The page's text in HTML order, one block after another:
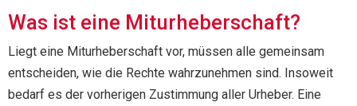
Was ist eine Miturheberschaft?
Liegt eine Miturheberschaft vor, müssen alle gemeinsam
entscheiden, wie die Rechte wahrzunehmen sind. Insoweit
bedarf es der vorherigen Zustimmung aller Urheber. Eine